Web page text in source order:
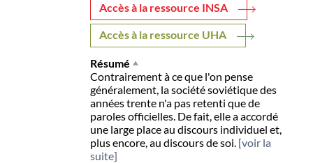
Accès à la ressource INSA
Accès à la ressource UHA
Résumé
Contrairement à ce que l'on pense
généralement, la société soviétique des
années trente n'a pas retenti que de
paroles officielles. De fait, elle a accordé
une large place au discours individuel et,
plus encore, au discours de soi. [voir la
suite]